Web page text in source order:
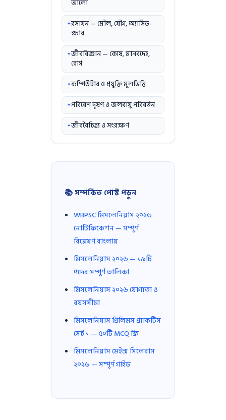
আলো
রসায়ন — মৌল, যৌগ, অ্যাসিড-
ক্ষার
জীববিজ্ঞান — কোষ, মানবদেহ,
রোগ
কম্পিউটার ও প্রযুক্তি মূলভিত্তি
পরিবেশ দূষণ ও জলবায়ু পরিবর্তন
জীববৈচিত্র্য ও সংরক্ষণ
📚 সম্পর্কিত পোস্ট পড়ুন
WBPSC মিসলেনিয়াস ২০২৬
নোটিফিকেশন — সম্পূর্ণ
বিশ্লেষণ বাংলায়
মিসলেনিয়াস ২০২৬ — ১৯টি
পদের সম্পূর্ণ তালিকা
মিসলেনিয়াস ২০২৬ যোগ্যতা ও
বয়সসীমা
মিসলেনিয়াস প্রিলিমস প্র্যাকটিস
সেট ১ — ৫০টি MCQ ফ্রি
মিসলেনিয়াস মেইন্স সিলেবাস
২০২৬ — সম্পূর্ণ গাইড